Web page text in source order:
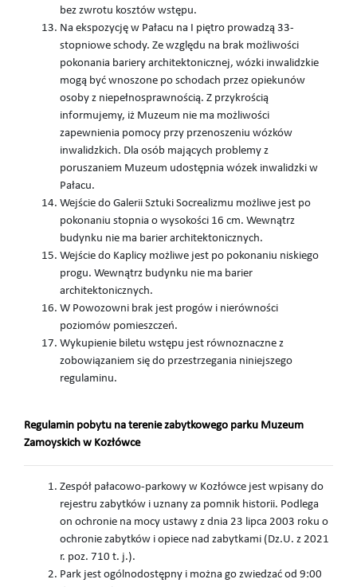
bez zwrotu kosztów wstępu.
Na ekspozycję w Pałacu na I piętro prowadzą 33-
stopniowe schody. Ze względu na brak możliwości
pokonania bariery architektonicznej, wózki inwalidzkie
mogą być wnoszone po schodach przez opiekunów
osoby z niepełnosprawnością. Z przykrością
informujemy, iż Muzeum nie ma możliwości
zapewnienia pomocy przy przenoszeniu wózków
inwalidzkich. Dla osób mających problemy z
poruszaniem Muzeum udostępnia wózek inwalidzki w
Pałacu.
Wejście do Galerii Sztuki Socrealizmu możliwe jest po
pokonaniu stopnia o wysokości 16 cm. Wewnątrz
budynku nie ma barier architektonicznych.
Wejście do Kaplicy możliwe jest po pokonaniu niskiego
progu. Wewnątrz budynku nie ma barier
architektonicznych.
W Powozowni brak jest progów i nierówności
poziomów pomieszczeń.
Wykupienie biletu wstępu jest równoznaczne z
zobowiązaniem się do przestrzegania niniejszego
regulaminu.
Regulamin pobytu na terenie zabytkowego parku Muzeum
Zamoyskich w Kozłówce
Zespół pałacowo-parkowy w Kozłówce jest wpisany do
rejestru zabytków i uznany za pomnik historii. Podlega
on ochronie na mocy ustawy z dnia 23 lipca 2003 roku o
ochronie zabytków i opiece nad zabytkami (Dz.U. z 2021
r. poz. 710 t. j.).
Park jest ogólnodostępny i można go zwiedzać od 9:00